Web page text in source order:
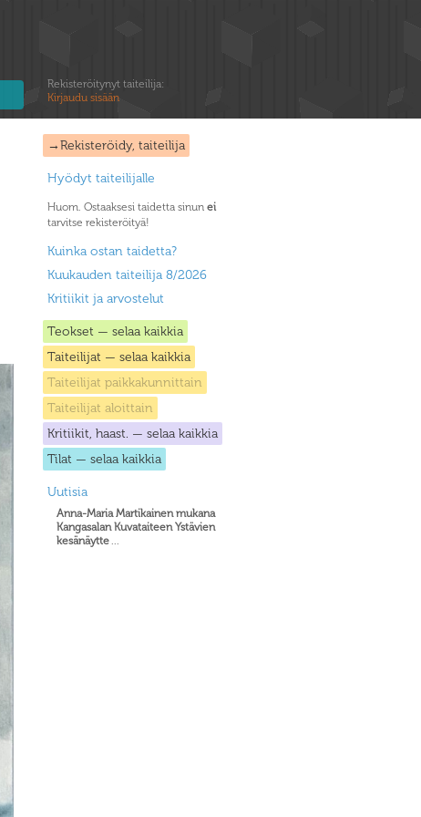
Rekisteröitynyt taiteilija:
Kirjaudu sisään
→Rekisteröidy, taiteilija
Hyödyt taiteilijalle
Huom. Ostaaksesi taidetta sinun ei
tarvitse rekisteröityä!
Kuinka ostan taidetta?
Kuukauden taiteilija 8/2026
Kritiikit ja arvostelut
Teokset — selaa kaikkia
Taiteilijat — selaa kaikkia
Taiteilijat paikkakunnittain
Taiteilijat aloittain
Kritiikit, haast. — selaa kaikkia
Tilat — selaa kaikkia
Uutisia
Anna-Maria Martikainen mukana
Kangasalan Kuvataiteen Ystävien
kesänäytte...